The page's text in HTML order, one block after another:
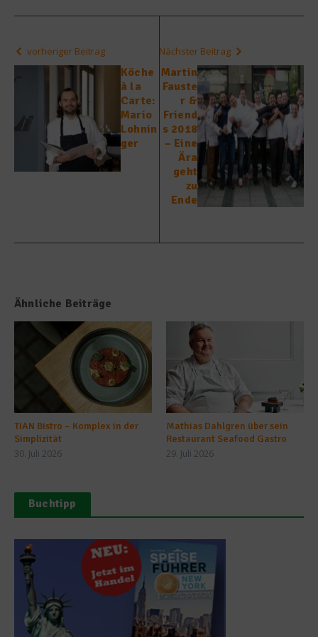
vorheriger Beitrag
Köche
à la
Carte:
Mario
Lohnin
ger
Nächster Beitrag
Martin
Fauste
r &
Friend
s 2018
– Eine
Ära
geht
zu
Ende
Ähnliche Beiträge
TIAN Bistro – Komplex in der
Simplizität
30. Juli 2026
Mathias Dahlgren über sein
Restaurant Seafood Gastro
29. Juli 2026
Buchtipp